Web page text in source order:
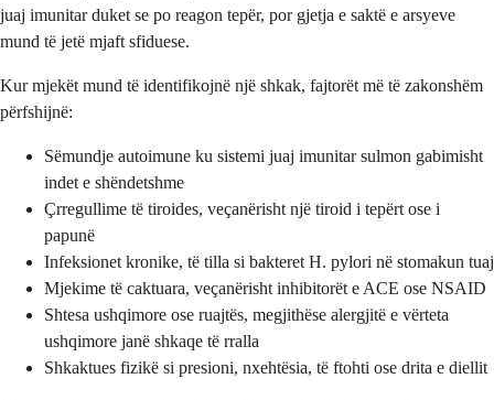
juaj imunitar duket se po reagon tepër, por gjetja e saktë e arsyeve
mund të jetë mjaft sfiduese.
Kur mjekët mund të identifikojnë një shkak, fajtorët më të zakonshëm
përfshijnë:
Sëmundje autoimune ku sistemi juaj imunitar sulmon gabimisht
indet e shëndetshme
Çrregullime të tiroides, veçanërisht një tiroid i tepërt ose i
papunë
Infeksionet kronike, të tilla si bakteret H. pylori në stomakun tuaj
Mjekime të caktuara, veçanërisht inhibitorët e ACE ose NSAID
Shtesa ushqimore ose ruajtës, megjithëse alergjitë e vërteta
ushqimore janë shkaqe të rralla
Shkaktues fizikë si presioni, nxehtësia, të ftohti ose drita e diellit